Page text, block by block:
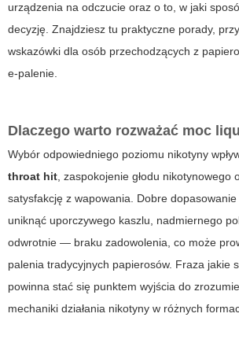
urządzenia na odczucie oraz o to, w jaki
decyzję. Znajdziesz tu praktyczne porady,
wskazówki dla osób przechodzących z
e-palenie.
Dlaczego warto rozważać moc
Wybór odpowiedniego poziomu nikotyny
throat hit, zaspokojenie głodu nikotynowego
satysfakcję z wapowania. Dobre
uniknąć uporczywego kaszlu, nadmiernego
odwrotnie — braku zadowolenia, co może
palenia tradycyjnych papierosów. Fraza jakie
powinna stać się punktem wyjścia do
mechaniki działania nikotyny w różnych